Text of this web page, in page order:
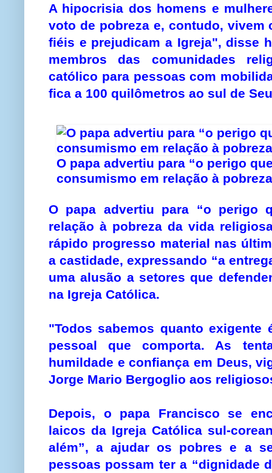
A hipocrisia dos homens e
voto de pobreza e, contudo,
fiéis e prejudicam a Igreja", disse
membros das comunidades
católico para pessoas com
fica a 100 quilômetros ao sul de
O papa advertiu para “o perigo
consumismo em relação à
O papa advertiu para “o perigo
relação à pobreza da vida
rápido progresso material nas
a castidade, expressando “a
uma alusão a setores que
na Igreja Católica.
"Todos sabemos quanto
pessoal que comporta. As
humildade e confiança em Deus,
Jorge Mario Bergoglio aos
Depois, o papa Francisco se
laicos da Igreja Católica sul-
além”, a ajudar os pobres e a
pessoas possam ter a “dignidade